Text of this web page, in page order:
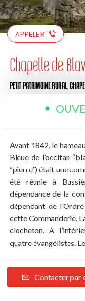
APPELER
Chapelle de
PETIT PATRIMOINE RURAL,
Avant 1842, le
Bleue de l’occitan
“pierre”) était une
été réunie à
dépendance de la
dépendant de
cette Commanderie.
clocheton. A
quatre évangélistes. Le
Contacter par